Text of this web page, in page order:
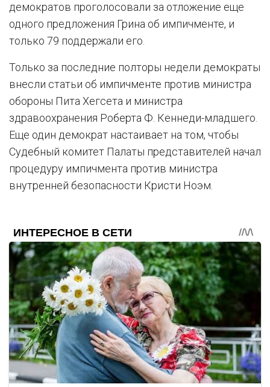
демократов проголосовали за отложение еще
одного предложения Грина об импичменте, и
только 79 поддержали его.
Только за последние полторы недели демократы
внесли статьи об импичменте против министра
обороны Пита Хегсета и министра
здравоохранения Роберта Ф. Кеннеди-младшего.
Еще один демократ настаивает на том, чтобы
Судебный комитет Палаты представителей начал
процедуру импичмента против министра
внутренней безопасности Кристи Ноэм.